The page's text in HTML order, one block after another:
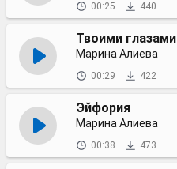
00:25 440
Твоими глазами
Марина Алиева
00:29 422
Эйфория
Марина Алиева
00:38 473